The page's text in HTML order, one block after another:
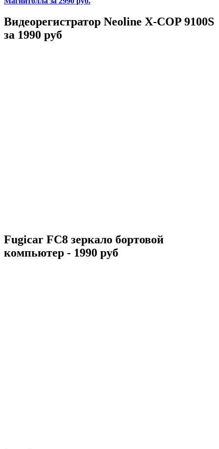
Видеорегистратор Neoline X-COP 9100S
за 1990 руб
Fugicar FC8 зеркало бортовой
компьютер - 1990 руб